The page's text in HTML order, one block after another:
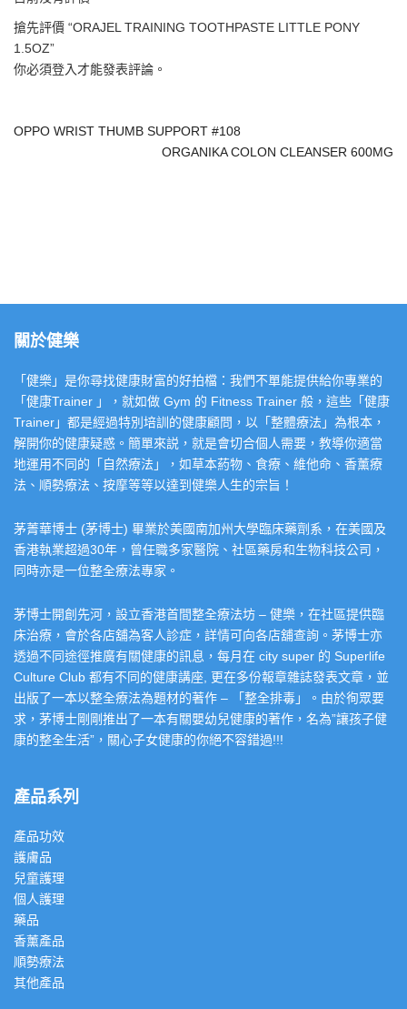
搶先評價 “ORAJEL TRAINING TOOTHPASTE LITTLE PONY
1.5OZ”
你必須登入才能發表評論。
OPPO WRIST THUMB SUPPORT #108
ORGANIKA COLON CLEANSER 600MG
關於健樂
「健樂」是你尋找健康財富的好拍檔：我們不單能提供給你專業的
「健康Trainer 」，就如做 Gym 的 Fitness Trainer 般，這些「健康
Trainer」都是經過特別培訓的健康顧問，以「整體療法」為根本，
解開你的健康疑惑。簡單來説，就是會切合個人需要，教導你適當
地運用不同的「自然療法」，如草本葯物、食療、維他命、香薰療
法、順勢療法、按摩等等以達到健樂人生的宗旨！
茅菁華博士 (茅博士) 畢業於美國南加州大學臨床藥劑系，在美國及
香港執業超過30年，曾任職多家醫院、社區藥房和生物科技公司，
同時亦是一位整全療法專家。
茅博士開創先河，設立香港首間整全療法坊 – 健樂，在社區提供臨
床治療，會於各店舖為客人診症，詳情可向各店舖查詢。茅博士亦
透過不同途徑推廣有關健康的訊息，每月在 city super 的 Superlife
Culture Club 都有不同的健康講座, 更在多份報章雜誌發表文章，並
出版了一本以整全療法為題材的著作 – 「整全排毒」。由於徇眾要
求，茅博士剛剛推出了一本有關嬰幼兒健康的著作，名為”讓孩子健
康的整全生活”，關心子女健康的你絕不容錯過!!!
產品系列
產品功效
護膚品
兒童護理
個人護理
藥品
香薰產品
順勢療法
其他產品